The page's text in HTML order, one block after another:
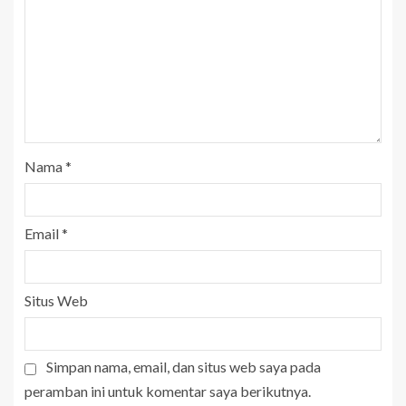
Nama*
Email*
Situs Web
Simpan nama, email, dan situs web saya pada
peramban ini untuk komentar saya berikutnya.